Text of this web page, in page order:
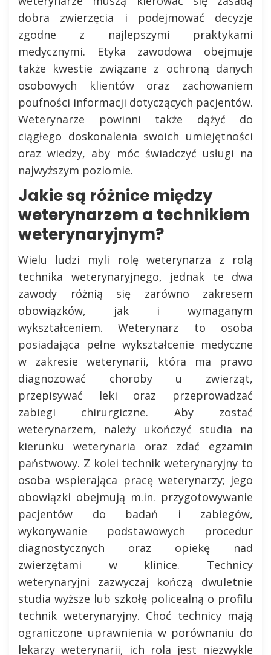
dobra zwierzęcia i podejmować decyzje
zgodne z najlepszymi praktykami
medycznymi. Etyka zawodowa obejmuje
także kwestie związane z ochroną danych
osobowych klientów oraz zachowaniem
poufności informacji dotyczących pacjentów.
Weterynarze powinni także dążyć do
ciągłego doskonalenia swoich umiejętności
oraz wiedzy, aby móc świadczyć usługi na
najwyższym poziomie.
Jakie są różnice między
weterynarzem a technikiem
weterynaryjnym?
Wielu ludzi myli rolę weterynarza z rolą
technika weterynaryjnego, jednak te dwa
zawody różnią się zarówno zakresem
obowiązków, jak i wymaganym
wykształceniem. Weterynarz to osoba
posiadająca pełne wykształcenie medyczne
w zakresie weterynarii, która ma prawo
diagnozować choroby u zwierząt,
przepisywać leki oraz przeprowadzać
zabiegi chirurgiczne. Aby zostać
weterynarzem, należy ukończyć studia na
kierunku weterynaria oraz zdać egzamin
państwowy. Z kolei technik weterynaryjny to
osoba wspierająca pracę weterynarzy; jego
obowiązki obejmują m.in. przygotowywanie
pacjentów do badań i zabiegów,
wykonywanie podstawowych procedur
diagnostycznych oraz opiekę nad
zwierzętami w klinice. Technicy
weterynaryjni zazwyczaj kończą dwuletnie
studia wyższe lub szkołę policealną o profilu
technik weterynaryjny. Choć technicy mają
ograniczone uprawnienia w porównaniu do
lekarzy weterynarii, ich rola jest niezwykle